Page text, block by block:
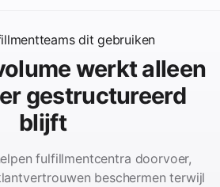
dit gebruiken
werkt alleen
gestructureerd
blijft
fulfillmentcentra doorvoer,
beschermen terwijl